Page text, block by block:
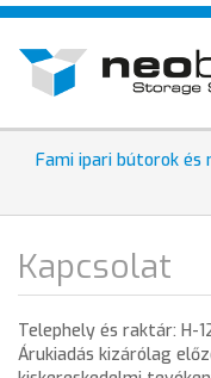
Ugrás
tartalomra
EN
Fami ipari bútorok és
Kapcsolat
Telephely és raktár: H-
Árukiadás kizárólag